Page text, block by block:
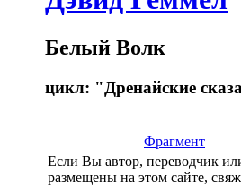
Белый Волк
цикл: "Дренайские
Фрагмент
Если Вы автор, переводчик
размещены на этом сайте,